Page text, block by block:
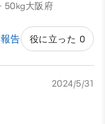
50kg大阪府
報告 役に立った 0
2024/5/31